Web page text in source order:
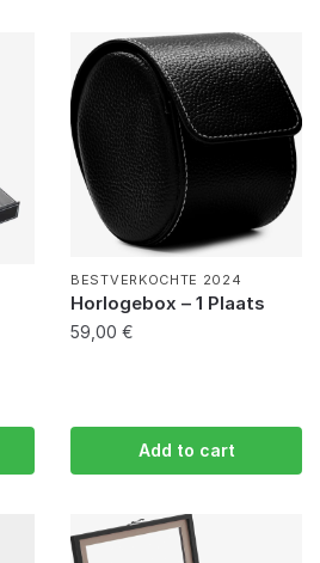
BESTVERKOCHTE 2024
Horlogebox – 1 Plaats
59,00 €
Add to cart